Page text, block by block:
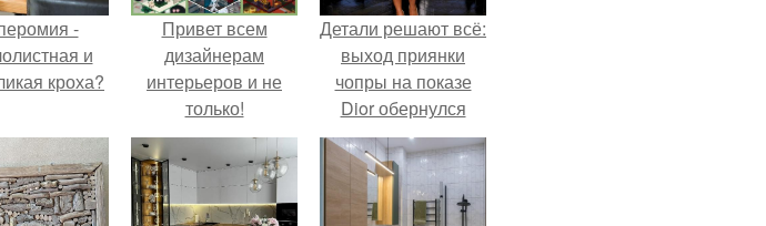
-
и
кроха?
Привет всем
дизайнерам
интерьеров и не
только!
Детали решают всё:
выход приянки
чопры на показе
Dior обернулся
шквалом критики
из-за небрежного
пошива.